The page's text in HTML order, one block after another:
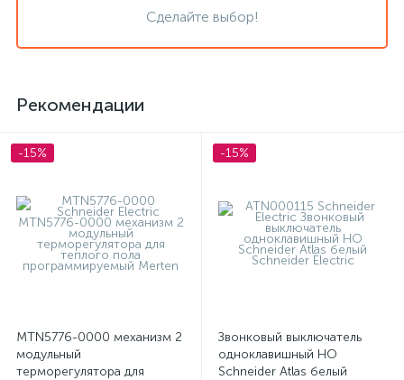
Сделайте выбор!
Рекомендации
-15%
MTN5776-0000 механизм 2
модульный
терморегулятора для
-15%
Звонковый выключатель
одноклавишный НО
Schneider Atlas белый